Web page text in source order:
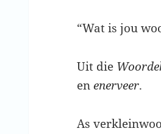
“Wat is jou
Uit die
enenerveer.
As